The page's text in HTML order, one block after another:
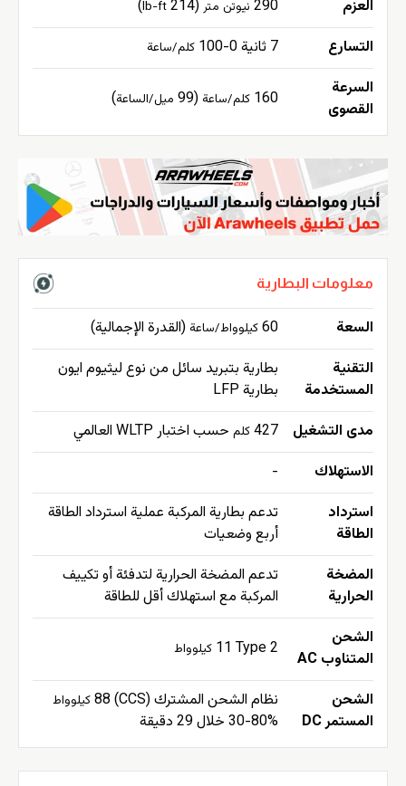
العزم 290 نيوتن متر (214
lb-ft
)
التسارع
7 ثانية 0-100 كلم/ساعة
السرعة
القصوى
160 كلم/ساعة (99 ميل/الساعة)
معلومات البطارية
السعة 60 كيلوواط/ساعة (القدرة الإجمالية)
التقنية
المستخدمة
بطارية بتبريد سائل من نوع ليثيوم ايون
بطارية LFP
مدى التشغيل
427 كلم حسب اختبار WLTP العالمي
الاستهلاك
-
استرداد
الطاقة
تدعم بطارية المركبة عملية استرداد الطاقة
أربع وضعيات
المضخة
الحرارية
تدعم المضخة الحرارية لتدفئة أو تكييف
المركبة مع استهلاك أقل للطاقة
الشحن
المتناوب AC
Type 2 كيلوواط
الشحن
المستمر DC
نظام الشحن المشترك (CCS) 88 كيلوواط
30-80% خلال 29 دقيقة